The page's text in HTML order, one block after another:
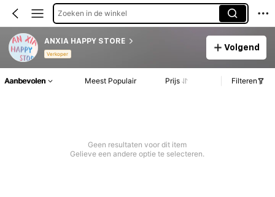
Zoeken in de winkel
ANXIA HAPPY STORE
Verkoper
Volgend
Aanbevolen Meest Populair Prijs Filteren
Geen resultaten voor dit item
Gelieve een andere optie te selecteren.